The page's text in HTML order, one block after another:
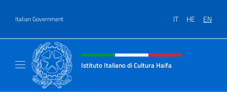
Italian Government IT HE EN
Header, social and menu of site
Istituto Italiano di Cultura Haifa